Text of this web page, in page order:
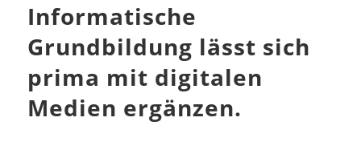
Informatische
Grundbildung lässt sich
prima mit digitalen
Medien ergänzen.